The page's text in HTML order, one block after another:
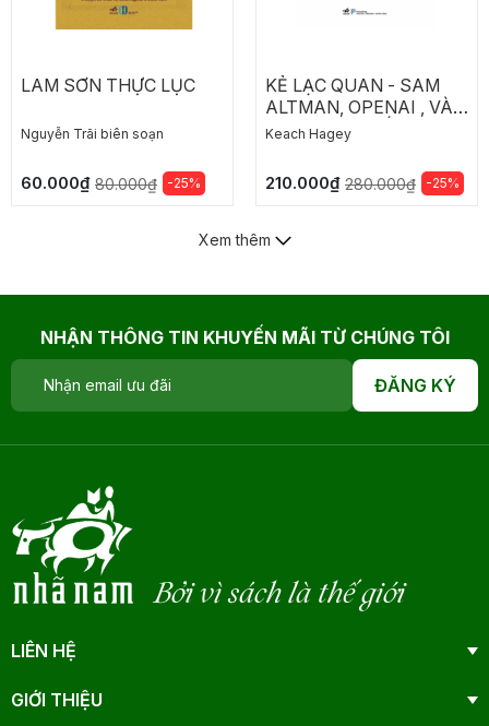
LAM SƠN THỰC LỤC
Nguyễn Trãi biên soạn
60.000₫ 80.000₫ -25%
KẺ LẠC QUAN - SAM
ALTMAN, OPENAI , VÀ
CUỘC ĐUA KIẾN TẠO
Keach Hagey
210.000₫ 280.000₫ -25%
Xem thêm
NHẬN THÔNG TIN KHUYẾN MÃI TỪ CHÚNG TÔI
ĐĂNG KÝ
Bởi vì sách là thế giới
LIÊN HỆ
GIỚI THIỆU